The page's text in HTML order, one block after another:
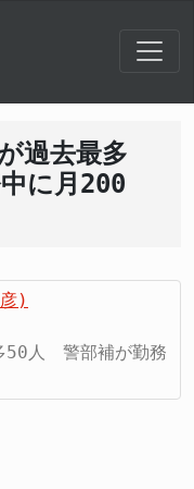
過去最多
に月200
)
50人 警部補が勤務